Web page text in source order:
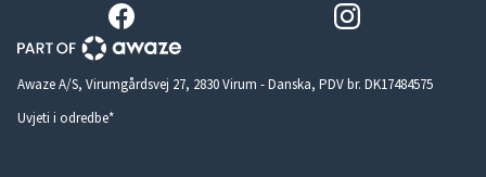
Awaze A/S, Virumgårdsvej 27, 2830 Virum - Danska, PDV br. DK17484575
Uvjeti i odredbe*